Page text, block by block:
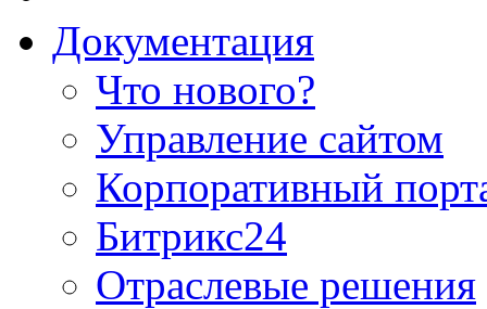
Документация
Что нового?
Управление сайтом
Корпоративный
Битрикс24
Отраслевые решения